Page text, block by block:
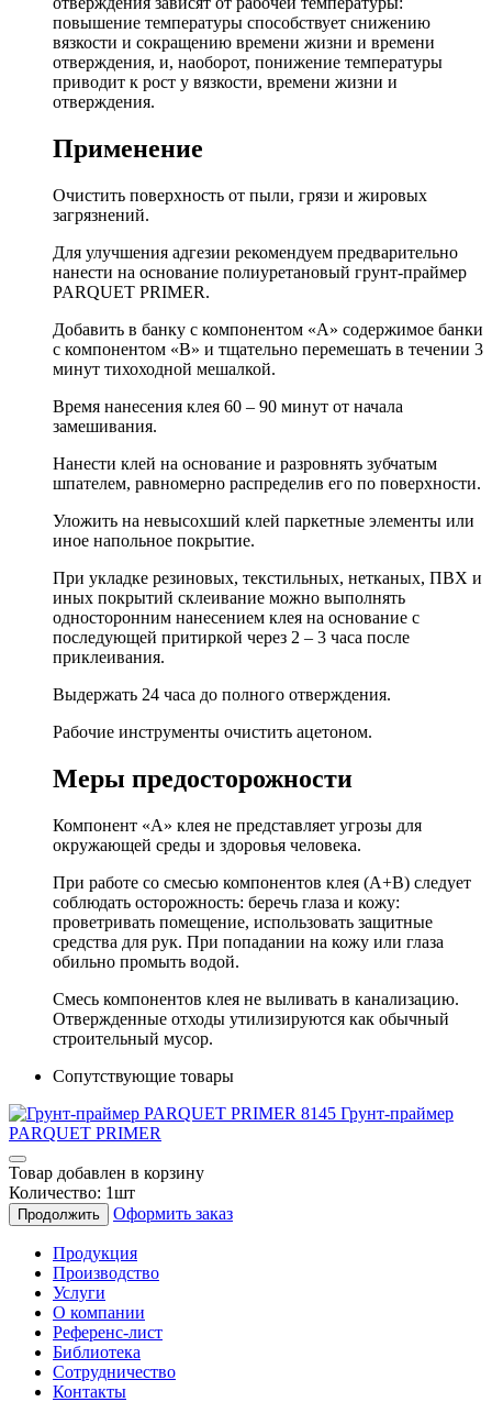
повышение температуры способствует снижению
вязкости и сокращению времени жизни и времени
отверждения, и, наоборот, понижение температуры
приводит к рост у вязкости, времени жизни и
отверждения.
Применение
Очистить поверхность от пыли, грязи и жировых
загрязнений.
Для улучшения адгезии рекомендуем предварительно
нанести на основание полиуретановый грунт-праймер
PARQUET PRIMER.
Добавить в банку с компонентом «А» содержимое банки
с компонентом «В» и тщательно перемешать в течении 3
минут тихоходной мешалкой.
Время нанесения клея 60 – 90 минут от начала
замешивания.
Нанести клей на основание и разровнять зубча­тым
шпателем, равномерно распределив его по поверхности.
Уложить на невысохший клей паркетные элементы или
иное напольное покрытие.
При укладке резиновых, текстильных, нетканых, ПВХ и
иных покрытий склеивание можно выпол­нять
односторонним нанесением клея на основа­ние с
последующей притиркой через 2 – 3 часа после
приклеивания.
Выдержать 24 часа до полного отверждения.
Рабочие инструменты очистить ацетоном.
Меры предосторожности
Компонент «А» клея не представляет угрозы для
окружающей среды и здоровья человека.
При работе со смесью компонентов клея (А+В) следует
соблюдать осторожность: беречь глаза и кожу:
проветривать помещение, использовать защитные
средства для рук. При попадании на кожу или глаза
обильно промыть водой.
Смесь компонентов клея не выливать в канализацию.
Отвержденные отходы утилизируются как обычный
строительный мусор.
Сопутствующие товары
Грунт-праймер
PARQUET PRIMER
Товар добавлен в корзину
Количество: 1шт
Продолжить Оформить заказ
Продукция
Производство
Услуги
О компании
Референс-лист
Библиотека
Сотрудничество
Контакты